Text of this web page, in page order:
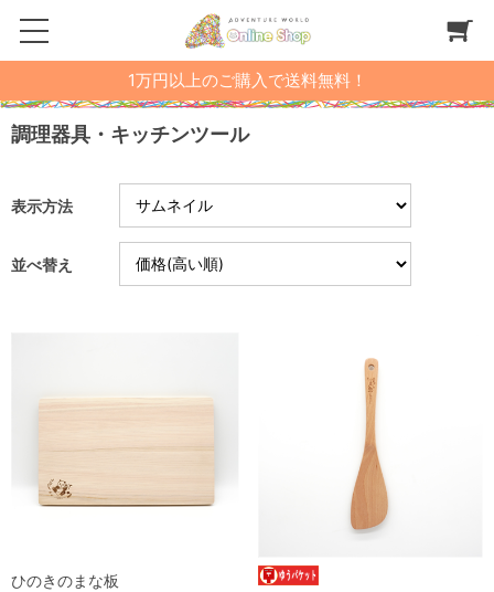
1万円以上のご購入で送料無料！
調理器具・キッチンツール
表示方法
並べ替え
ひのきのまな板